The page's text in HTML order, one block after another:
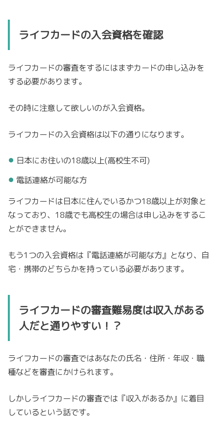
ライフカードの入会資格を確認
ライフカードの審査をするにはまずカードの申し込みを
する必要があります。
その時に注意して欲しいのが入会資格。
ライフカードの入会資格は以下の通りになります。
日本にお住いの18歳以上(高校生不可)
電話連絡が可能な方
ライフカードは日本に住んでいるかつ18歳以上が対象と
なっており、18歳でも高校生の場合は申し込みをするこ
とができません。
もう1つの入会資格は『電話連絡が可能な方』となり、自
宅・携帯のどちらかを持っている必要があります。
ライフカードの審査難易度は収入がある
人だと通りやすい！？
ライフカードの審査ではあなたの氏名・住所・年収・職
種などを審査にかけられます。
しかしライフカードの審査では『収入があるか』に着目
しているという話です。